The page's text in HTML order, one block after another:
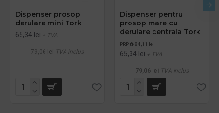
Dispenser prosop
derulare mini Tork
65,34 lei + TVA
79,06 lei TVA inclus
Dispenser pentru
prosop mare cu
derulare centrala Tork
PRP 84,11 lei
65,34 lei + TVA
79,06 lei TVA inclus